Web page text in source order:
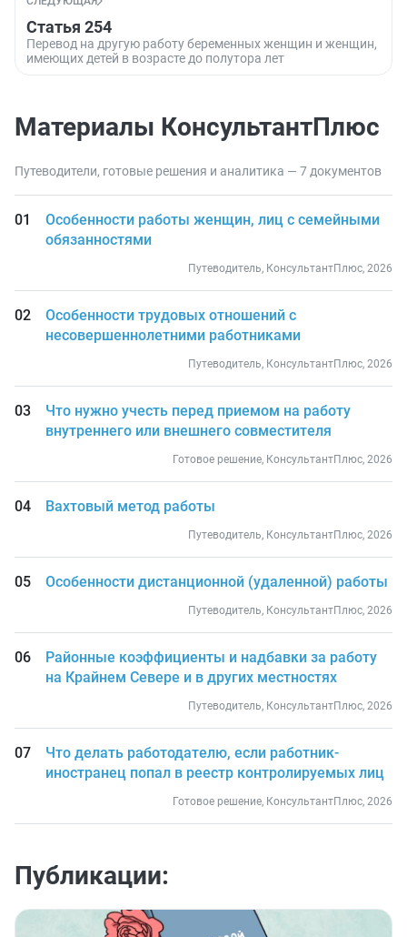
Статья 254
Перевод на другую работу беременных женщин и женщин,
имеющих детей в возрасте до полутора лет
Материалы КонсультантПлюс
Путеводители, готовые решения и аналитика — 7 документов
Особенности работы женщин, лиц с семейными
обязанностями
Путеводитель, КонсультантПлюс, 2026
Особенности трудовых отношений с
несовершеннолетними работниками
Путеводитель, КонсультантПлюс, 2026
Что нужно учесть перед приемом на работу
внутреннего или внешнего совместителя
Готовое решение, КонсультантПлюс, 2026
Вахтовый метод работы
Путеводитель, КонсультантПлюс, 2026
Особенности дистанционной (удаленной) работы
Путеводитель, КонсультантПлюс, 2026
Районные коэффициенты и надбавки за работу
на Крайнем Севере и в других местностях
Путеводитель, КонсультантПлюс, 2026
Что делать работодателю, если работник-
иностранец попал в реестр контролируемых лиц
Готовое решение, КонсультантПлюс, 2026
Публикации: